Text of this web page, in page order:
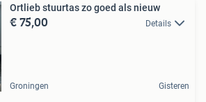
Ortlieb stuurtas zo goed als nieuw
€ 75,00 Details
Groningen Gisteren